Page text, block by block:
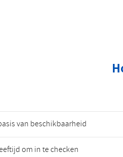
van beschikbaarheid
om in te checken